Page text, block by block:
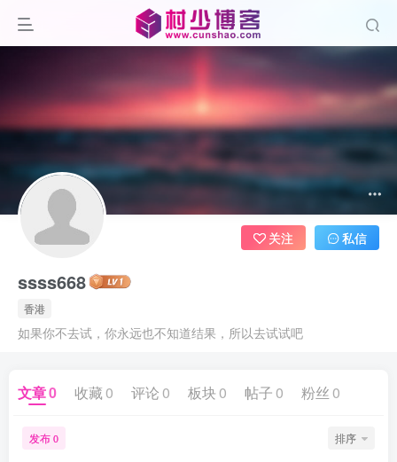
ssss668
香港
如果你不去试，你永远也不知道结果，所以去试试吧
关注 私信
文章0 收藏 0 评论 0 板块 0 帖子 0 粉丝 0
发布 0 排序